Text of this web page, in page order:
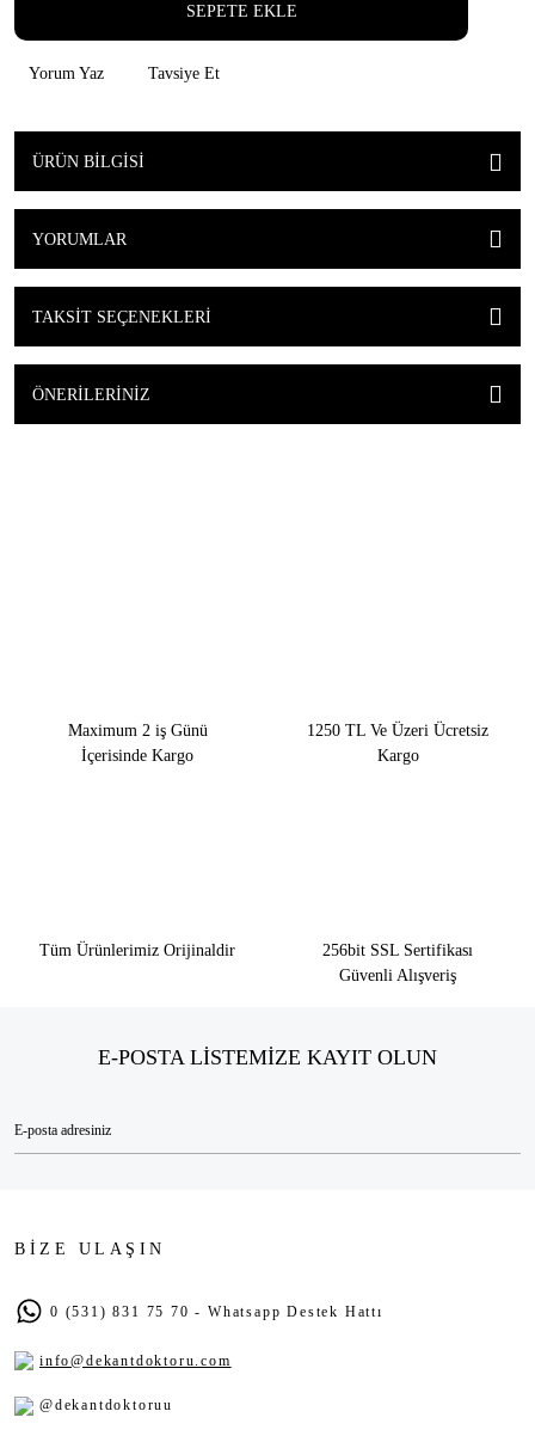
SEPETE EKLE
Yorum Yaz Tavsiye Et
ÜRÜN BILGISI
YORUMLAR
TAKSIT SEÇENEKLERI
ÖNERILERINIZ
Maximum 2 iş Günü
İçerisinde Kargo
1250 TL Ve Üzeri Ücretsiz
Kargo
Tüm Ürünlerimiz Orijinaldir
256bit SSL Sertifikası
Güvenli Alışveriş
E-POSTA LİSTEMİZE KAYIT OLUN
BİZE ULAŞIN
0 (531) 831 75 70 - Whatsapp Destek Hattı
info@dekantdoktoru.com
@dekantdoktoruu